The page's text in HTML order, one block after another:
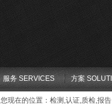
服务 SERVICES 方案
您现在的位置： 检测,认证,质检,报